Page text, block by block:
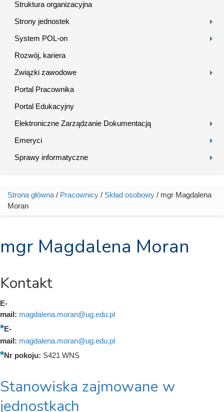
Struktura organizacyjna
Strony jednostek
System POL-on
Rozwój, kariera
Związki zawodowe
Portal Pracownika
Portal Edukacyjny
Elektroniczne Zarządzanie Dokumentacją
Emeryci
Sprawy informatyczne
Jesteś tutaj
Strona główna / Pracownicy / Skład osobowy / mgr Magdalena
Moran
mgr Magdalena Moran
Kontakt
E-
mail: magdalena.moran@ug.edu.pl
E-
mail: magdalena.moran@ug.edu.pl
Nr pokoju: S421 WNS
Stanowiska zajmowane w
jednostkach